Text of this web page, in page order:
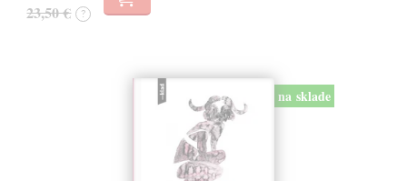
23,50 € ?
na sklade